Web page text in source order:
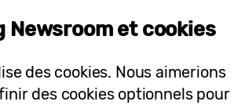
de Presse
lance un nouvel outil pour
le lave-linge idéal
Newsroom et cookies
des cookies. Nous aimerions
des cookies optionnels pour